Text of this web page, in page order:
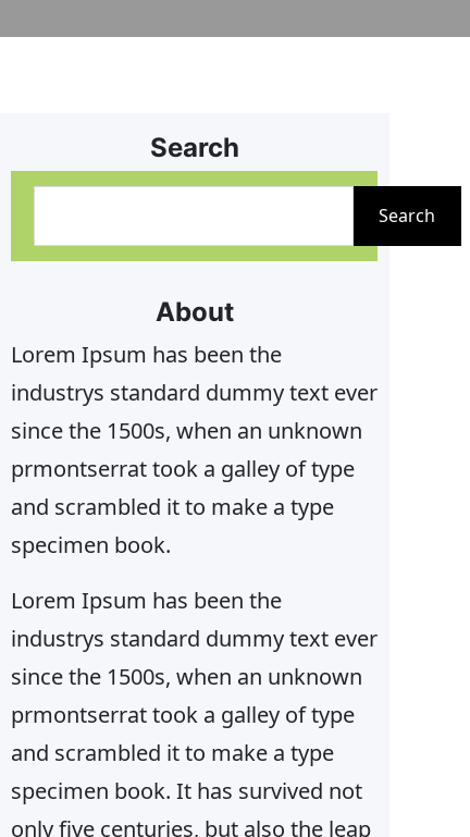
Search
c
e
n
Search
About
Lorem Ipsum has been the
industrys standard dummy text ever
since the 1500s, when an unknown
prmontserrat took a galley of type
and scrambled it to make a type
specimen book.
Lorem Ipsum has been the
industrys standard dummy text ever
since the 1500s, when an unknown
prmontserrat took a galley of type
and scrambled it to make a type
specimen book. It has survived not
only five centuries, but also the leap